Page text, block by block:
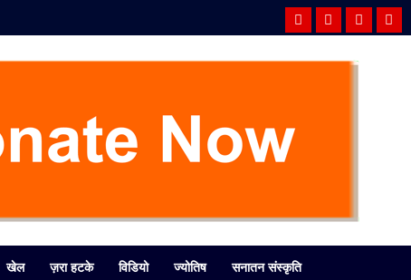
खेल ज़रा हटके विडियो ज्योतिष सनातन संस्कृति